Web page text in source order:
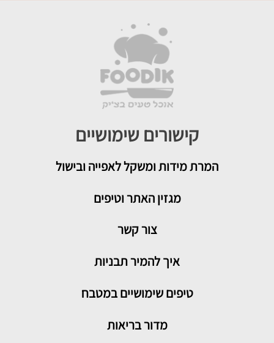
קישורים שימושיים
המרת מידות ומשקל לאפייה ובישול
מגזין האתר וטיפים
צור קשר
איך להמיר תבניות
טיפים שימושיים במטבח
מדור בריאות